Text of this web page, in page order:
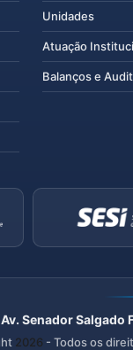
Unidades
Atuação
Balanços e
Senador
2026 - Todos os